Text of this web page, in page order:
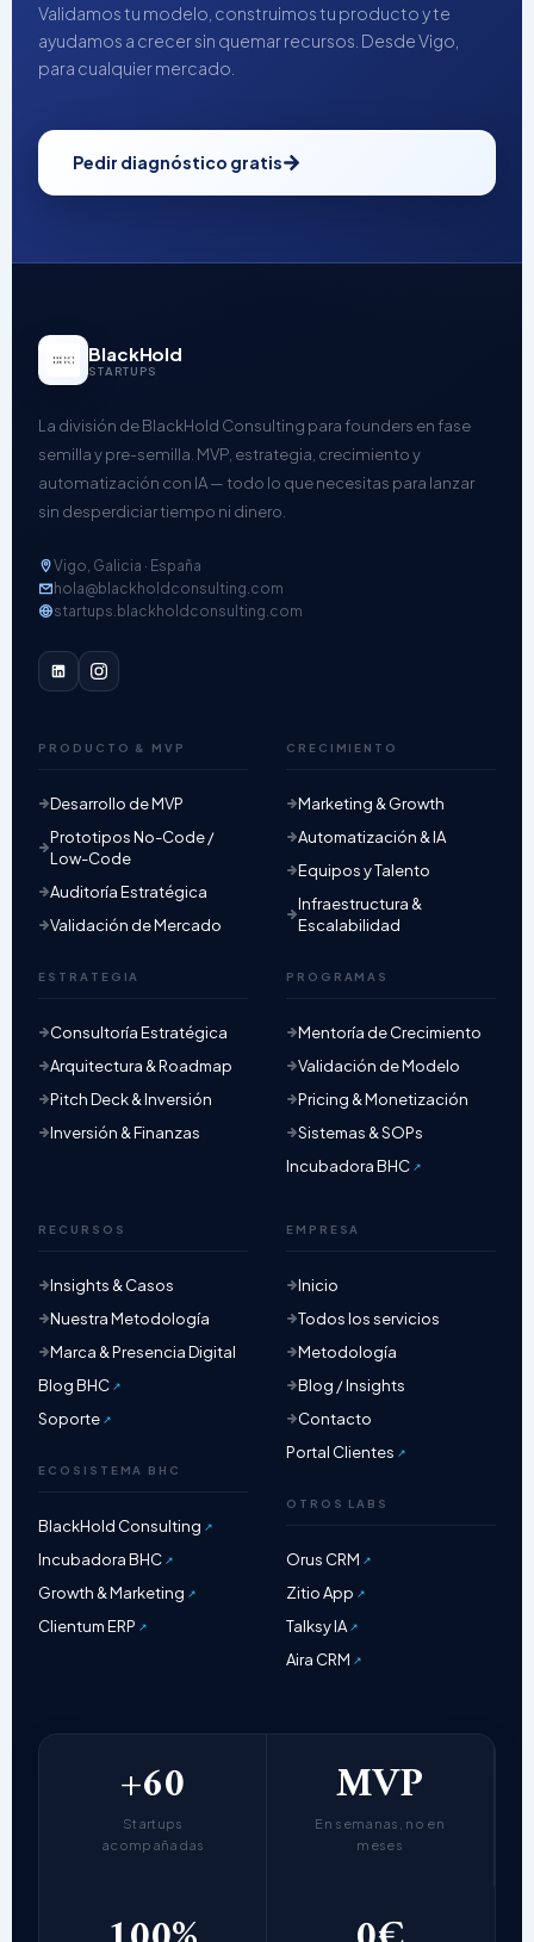
Validamos tu modelo, construimos tu producto y te
ayudamos a crecer sin quemar recursos. Desde Vigo,
para cualquier mercado.
Pedir diagnóstico gratis
BlackHold
STARTUPS
La división de BlackHold Consulting para founders en fase
semilla y pre-semilla. MVP, estrategia, crecimiento y
automatización con IA — todo lo que necesitas para lanzar
sin desperdiciar tiempo ni dinero.
Vigo, Galicia · España
hola@blackholdconsulting.com
startups.blackholdconsulting.com
PRODUCTO & MVP
Desarrollo de MVP
Prototipos No-Code /
Low-Code
Auditoría Estratégica
Validación de Mercado
ESTRATEGIA
Consultoría Estratégica
Arquitectura & Roadmap
Pitch Deck & Inversión
Inversión & Finanzas
CRECIMIENTO
Marketing & Growth
Automatización & IA
Equipos y Talento
Infraestructura &
Escalabilidad
PROGRAMAS
Mentoría de Crecimiento
Validación de Modelo
Pricing & Monetización
Sistemas & SOPs
Incubadora BHC
RECURSOS
Insights & Casos
Nuestra Metodología
Marca & Presencia Digital
Blog BHC
Soporte
ECOSISTEMA BHC
BlackHold Consulting
Incubadora BHC
Growth & Marketing
Clientum ERP
EMPRESA
Inicio
Todos los servicios
Metodología
Blog / Insights
Contacto
Portal Clientes
OTROS LABS
Orus CRM
Zitio App
Talksy IA
Aira CRM
+60
Startups
acompañadas
MVP
En semanas, no en
meses